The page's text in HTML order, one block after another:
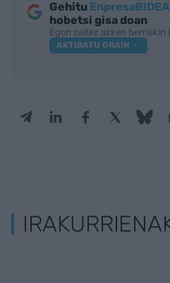
Gehitu EnpresaBIDEA
hobetsi gisa doan
Egon zaitez azken
AKTIBATU ORAIN